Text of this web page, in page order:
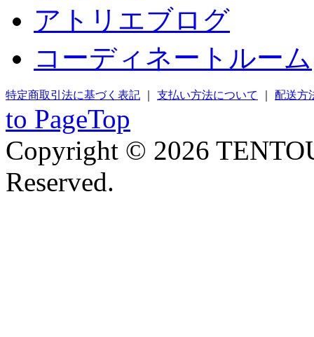
アトリエブログ
コーディネートルーム
特定商取引法に基づく表記 支払い方法について 配送方
to PageTop
Copyright © 2026
Reserved.